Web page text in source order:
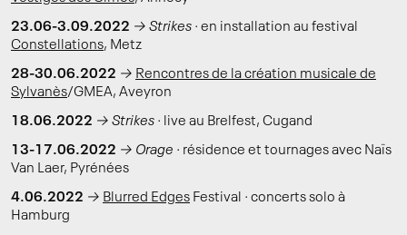
23.06-3.09.2022 → Strikes · en installation au festival
Constellations, Metz
28-30.06.2022 → Rencontres de la création musicale de
Sylvanès/GMEA, Aveyron
18.06.2022 → Strikes · live au Brelfest, Cugand
13-17.06.2022 → Orage · résidence et tournages avec Naïs
Van Laer, Pyrénées
4.06.2022 → Blurred Edges Festival · concerts solo à
Hamburg